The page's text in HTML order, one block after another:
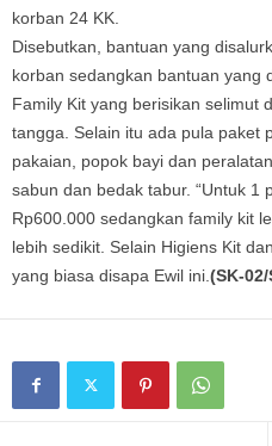
korban 24 KK.
Disebutkan, bantuan yang
korban sedangkan bantuan yang
Family Kit yang berisikan selimut
tangga. Selain itu ada pula paket
pakaian, popok bayi dan
sabun dan bedak tabur. “Untuk 1
Rp600.000 sedangkan family kit
lebih sedikit. Selain Higiens Kit
yang biasa disapa Ewil ini. (SK-